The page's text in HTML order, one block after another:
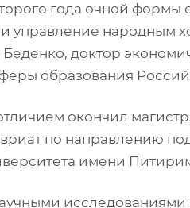
года очной формы
управление народным
доктор
образования
окончил
по направлению
имени
исследованиями